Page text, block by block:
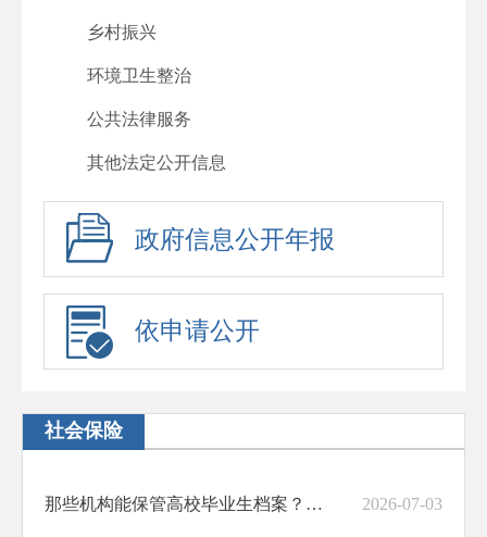
乡村振兴
环境卫生整治
公共法律服务
其他法定公开信息
政府信息公开年报
依申请公开
社会保险
那些机构能保管高校毕业生档案？存放是否收费？ 2026-07-03